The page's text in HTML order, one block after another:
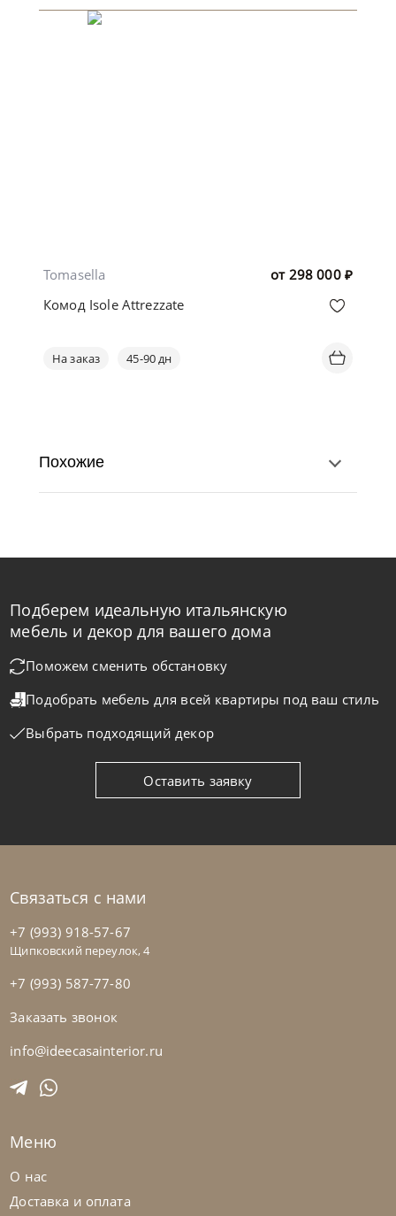
от 298 000 ₽
Tomasella
Комод Isole Attrezzate
На заказ 45-90 дн
Tomasella
Комод Argo
На заказ 45-90 дн
Tomasella
Похожие
Подберем идеальную итальянскую
мебель и декор для вашего дома
Поможем сменить обстановку
Подобрать мебель для всей квартиры под ваш стиль
Выбрать подходящий декор
Оставить заявку
Связаться с нами
+7 (993) 918-57-67
Щипковский переулок, 4
+7 (993) 587-77-80
Заказать звонок
info@ideecasainterior.ru
Меню
О нас
Доставка и оплата